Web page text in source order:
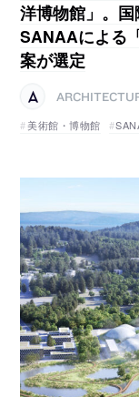
洋博物館」。
SANAAによる
案が選定
美術館・博物館